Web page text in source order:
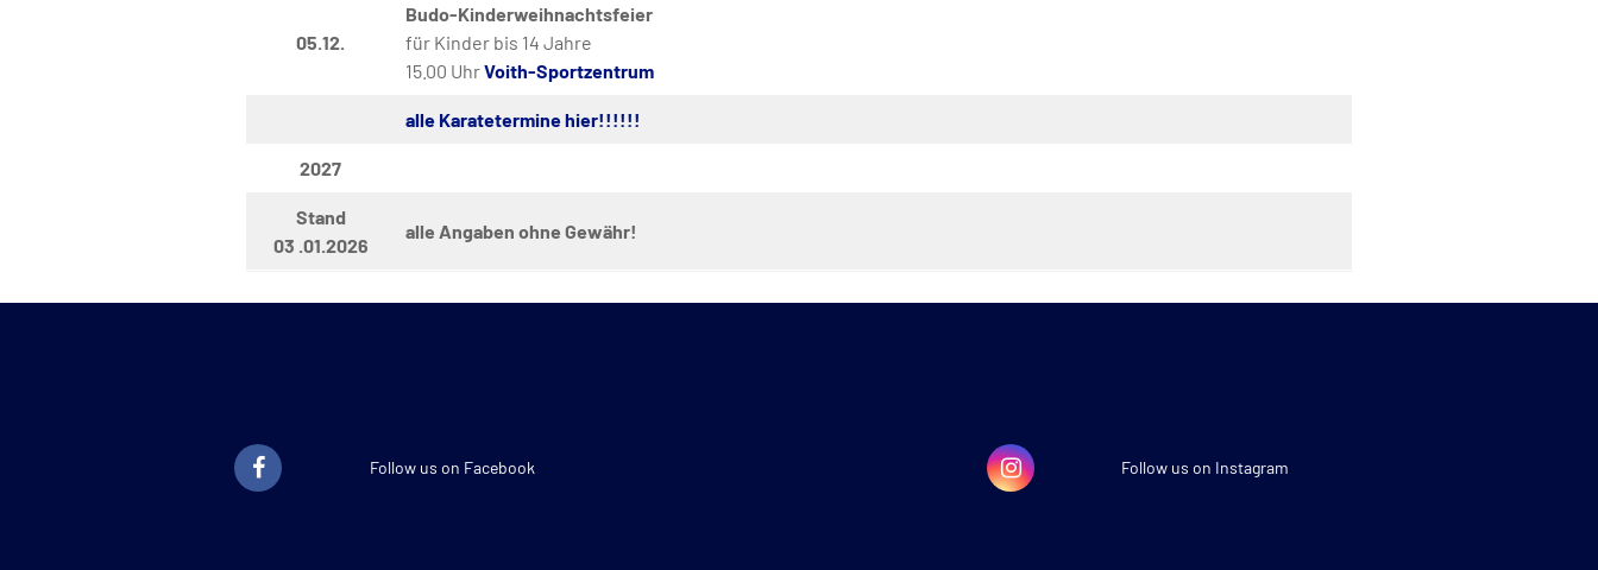
05.12.
Budo-Kinderweihnachtsfeier
für Kinder bis 14 Jahre
15.00 UhrVoith-Sportzentrum
alle Karatetermine hier!!!!!!
2027
Stand
03 .01.2026
alle Angaben ohne Gewähr!
Follow us on Facebook Follow us on Instagram